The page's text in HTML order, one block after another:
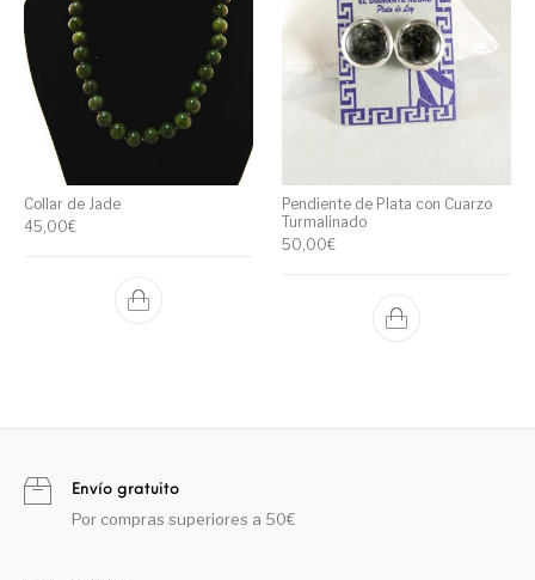
Collar de Jade
45,00€
Pendiente de Plata con Cuarzo
Turmalinado
50,00€
Envío gratuito
Por compras superiores a 50€